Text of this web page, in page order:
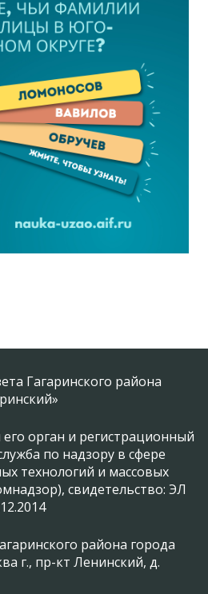
Гагаринского района
орган и регистрационный
по надзору в сфере
технологий и массовых
свидетельство: ЭЛ
района города
г., пр-кт Ленинский, д.